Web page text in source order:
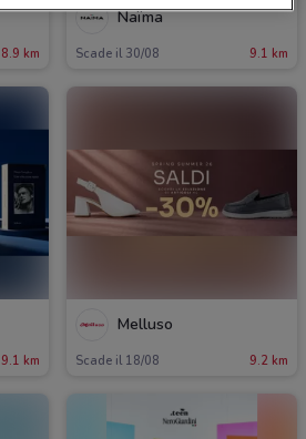
8.9 km
Naïma
Scade il 30/08 9.1 km
9.1 km
Melluso
Scade il 18/08 9.2 km